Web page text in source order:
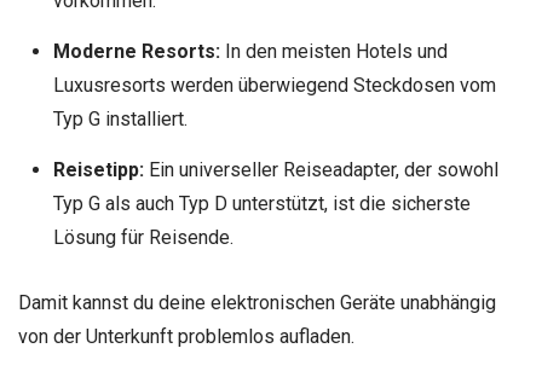
Moderne Resorts:In den meisten Hotels und
Luxusresorts werden überwiegend Steckdosen vom
Typ G installiert.
Reisetipp:Ein universeller Reiseadapter, der sowohl
Typ G als auch Typ D unterstützt, ist die sicherste
Lösung für Reisende.
Damit kannst du deine elektronischen Geräte unabhängig
von der Unterkunft problemlos aufladen.